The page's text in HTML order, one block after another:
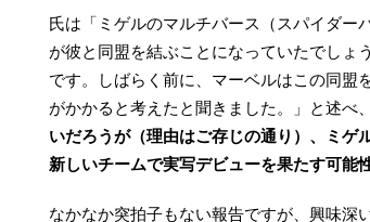
氏は「ミゲルのマルチバース（スパイダー
が彼と同盟を結ぶことになっていたでしょ
です。しばらく前に、マーベルはこの同盟
がかかると考えたと聞きました。」と述べ
いだろうが（理由はご存じの通り）、ミゲ
新しいチームで実写デビューを果たす可能
なかなか突拍子もない報告ですが、興味深